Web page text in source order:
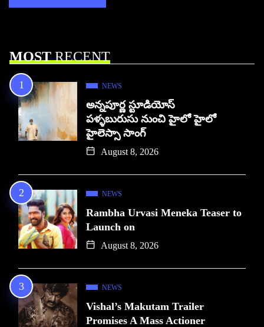
MOSTRECENT
NEWS
అన్నపూర్ణ స్టూడియోస్
పళ్ళబురుసు నుంచి హైలో హైలో
హైలెస్సా సాంగ్
August 8, 2026
NEWS
Rambha Urvasi Meneka Teaser to
Launch on
August 8, 2026
NEWS
Vishal’s Makutam Trailer
Promises A Mass Actioner